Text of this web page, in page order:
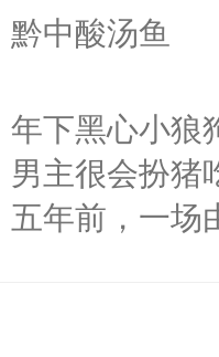
三皇子云黎晗
下旨后长达五
端王被立为太
陶淑妃和姜德
和两位公主在
黔中酸汤鱼
年下黑心小狼
男主很会扮猪
五年前，一场